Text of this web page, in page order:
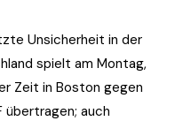
Unsicherheit in der
spielt am Montag,
Zeit in Boston gegen
übertragen; auch